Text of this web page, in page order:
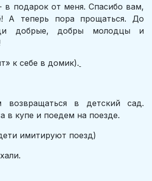
в подарок от меня. Спасибо вам,
А теперь пора прощаться. До
добрые, добры молодцы и
к себе в домик).
в детский сад.
в купе и поедем на поезде.
имитируют поезд)